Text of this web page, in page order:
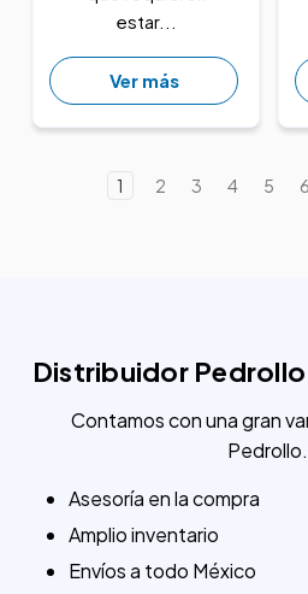
estar...
Ver más
1 2 3 4 5 6
Distribuidor Pedrollo
Contamos con una gran
Pedrollo.
Asesoría en la compra
Amplio inventario
Envíos a todo México